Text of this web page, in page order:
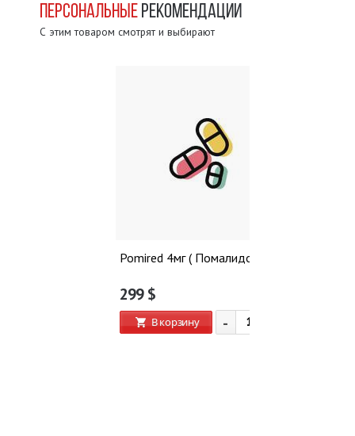
ПЕРСОНАЛЬНЫЕ РЕКОМЕНДАЦИИ
С этим товаром смотрят и выбирают
Pomired 4мг ( Помалидомид )
299 $
В корзину -